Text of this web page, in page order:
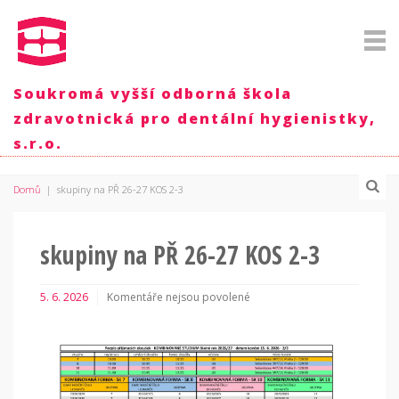
Soukromá vyšší odborná škola
zdravotnická pro dentální hygienistky,
s.r.o.
Domů | skupiny na PŘ 26-27 KOS 2-3
skupiny na PŘ 26-27 KOS 2-3
5. 6. 2026
Komentáře nejsou povolené
s
názvem
skupiny
na